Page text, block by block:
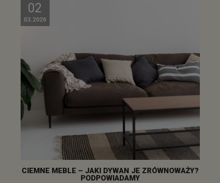
02
03.2026
CIEMNE MEBLE – JAKI DYWAN JE ZRÓWNOWAŻY?
PODPOWIADAMY